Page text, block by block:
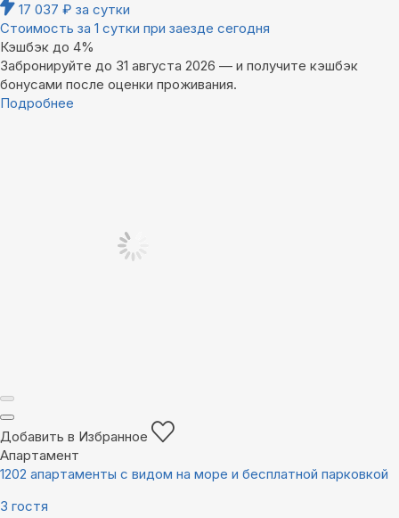
17 037 ₽ за сутки
Стоимость за 1 сутки при заезде сегодня
Кэшбэк до 4%
Забронируйте до 31 августа 2026 — и получите кэшбэк
бонусами после оценки проживания.
Подробнее
Добавить в Избранное
Апартамент
1202 апартаменты с видом на море и бесплатной парковкой
3 гостя